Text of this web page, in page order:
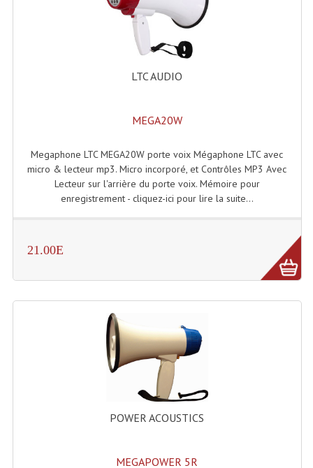
Egaliseur Egaliseurs
Enceintes Et Caissons Basses
Packs Sono
Enceintes Passives Sono
Retours De Scène
Enceinte Nomade Bluetooth
Enceintes (Ecoutes De Studio)
Enceintes Autonomes Portables Amplifiées
Enceintes Hifi
Enceintes Monitoring
LTC AUDIO
MEGA20W
Megaphone LTC MEGA20W porte voix Mégaphone LTC avec
micro & lecteur mp3. Micro incorporé, et Contrôles MP3 Avec
Lecteur sur l'arrière du porte voix. Mémoire pour
enregistrement - cliquez-ici pour lire la suite...
21.00E
POWER ACOUSTICS
MEGAPOWER 5R